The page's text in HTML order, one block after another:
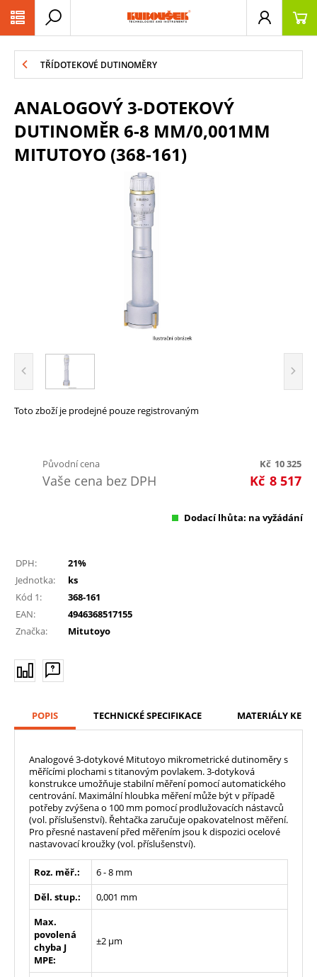
TŘÍDOTEKOVÉ DUTINOMĚRY
ANALOGOVÝ 3-DOTEKOVÝ
DUTINOMĚR 6-8 MM/0,001MM
MITUTOYO (368-161)
Toto zboží je prodejné pouze registrovaným
Původní cena 10 325
Kč
Vaše cena bez DPH 8 517
Kč
Dodací lhůta: na vyžádání
DPH:
21%
Jednotka:
ks
Kód 1:
368-161
EAN:
4946368517155
Značka:
Mitutoyo
POPIS TECHNICKÉ SPECIFIKACE MATERIÁLY KE
Analogové 3-dotykové Mitutoyo mikrometrické dutinoměry s
měřícími plochami s titanovým povlakem. 3-dotyková
konstrukce umožňuje stabilní měření pomocí automatického
centrování. Maximální hloubka měření může být v případě
potřeby zvýšena o 100 mm pomocí prodlužovacích nástavců
(vol. příslušenství). Řehtačka zaručuje opakovatelnost měření.
Pro přesné nastavení před měřením jsou k dispozici ocelové
nastavovací kroužky (vol. příslušenství).
Roz. měř.:
6 - 8 mm
Děl. stup.:
0,001 mm
Max.
povolená
chyba J
MPE:
±2 µm